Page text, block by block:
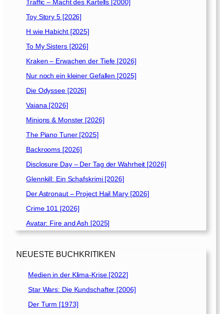
Traffic – Macht des Kartells [2000]
Toy Story 5 [2026]
H wie Habicht [2025]
To My Sisters [2026]
Kraken – Erwachen der Tiefe [2026]
Nur noch ein kleiner Gefallen [2025]
Die Odyssee [2026]
Vaiana [2026]
Minions & Monster [2026]
The Piano Tuner [2025]
Backrooms [2026]
Disclosure Day – Der Tag der Wahrheit [2026]
Glennkill: Ein Schafskrimi [2026]
Der Astronaut – Project Hail Mary [2026]
Crime 101 [2026]
Avatar: Fire and Ash [2025]
NEUESTE BUCHKRITIKEN
Medien in der Klima-Krise [2022]
Star Wars: Die Kundschafter [2006]
Der Turm [1973]